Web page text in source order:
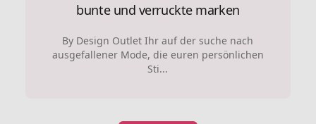
bunte und verruckte marken
By Design Outlet Ihr auf der suche nach
ausgefallener Mode, die euren persönlichen
Sti...